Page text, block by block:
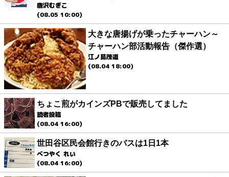
唐沢むぎこ
(08.05 10:00)
大きな唐揚げが乗ったチャーハン～
チャーハン部活動報告（傑作選）
江ノ島茂道
(08.04 18:00)
ちょこ煎がカインズPBで販売してました
読者投稿
(08.04 16:00)
世田谷区民会館行きのバスは1日1本
べつやく れい
(08.04 16:00)